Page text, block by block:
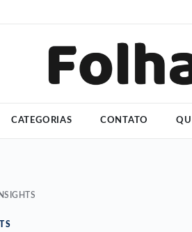
CATEGORIAS CONTATO